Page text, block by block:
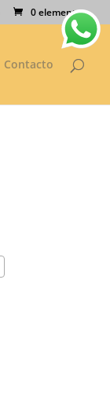
0 elementos
Contacto